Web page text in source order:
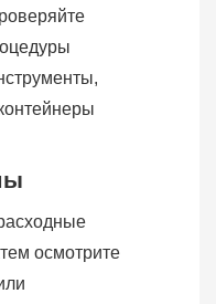
осмотрите